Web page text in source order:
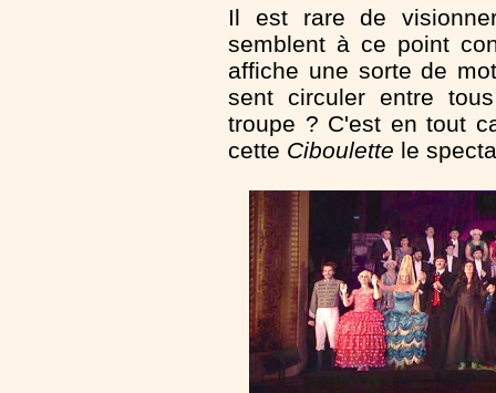
Il est rare de
semblent à ce point
affiche une sorte de
sent circuler entre
troupe ? C'est en tout
cette Ciboulette le